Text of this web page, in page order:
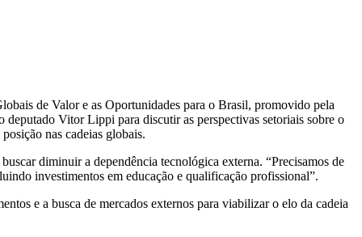
de Valor e as Oportunidades para o Brasil, promovido pela
Vitor Lippi para discutir as perspectivas setoriais sobre o
nas cadeias globais.
diminuir a dependência tecnológica externa. “Precisamos de
investimentos em educação e qualificação profissional”.
e a busca de mercados externos para viabilizar o elo da cadeia